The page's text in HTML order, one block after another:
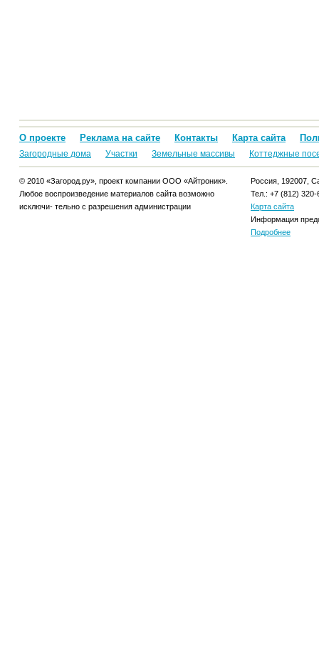
О проекте Реклама на сайте Контакты Карта сайта
Загородные дома Участки Земельные массивы Коттеджные
© 2010 «Загород.ру», проект компании ООО «Айтроник».
Любое воспроизведение материалов сайта возможно
исключи- тельно с разрешения администрации
Россия, 192007,
Тел.: +7 (812) 320-
Карта сайта
Информация
Подробнее